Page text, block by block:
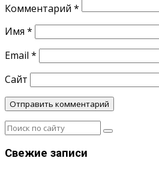
Комментарий *
Имя *
Email *
Сайт
Свежие записи